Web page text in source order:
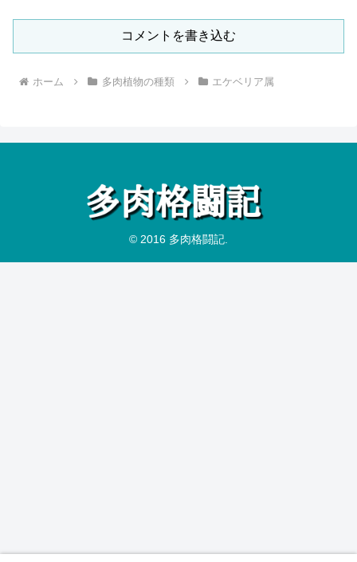
コメントを書き込む
ホーム 多肉植物の種類 エケベリア属
© 2016 多肉格闘記.